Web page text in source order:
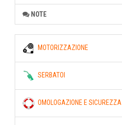
NOTE
MOTORIZZAZIONE
SERBATOI
OMOLOGAZIONE E SICUREZZA